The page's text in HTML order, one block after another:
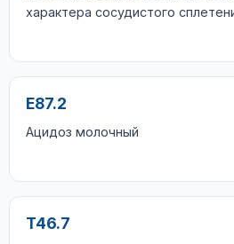
характера сосудистого
E87.2
Ацидоз молочный
T46.7